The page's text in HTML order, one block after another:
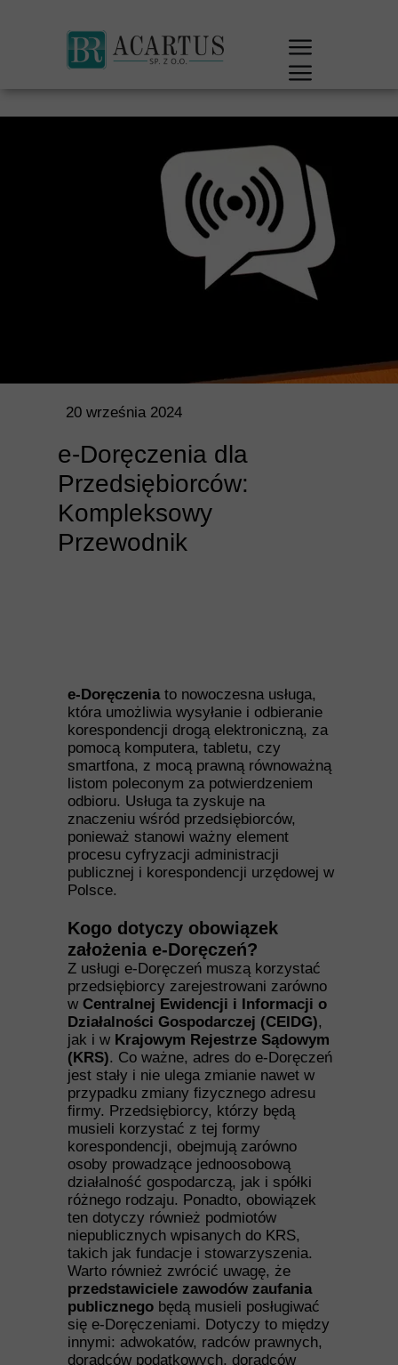
20 września 2024
e-Doręczenia dla
Przedsiębiorców:
Kompleksowy
Przewodnik
e-Doręczeniato nowoczesna usługa,
która umożliwia wysyłanie i odbieranie
korespondencji drogą elektroniczną, za
pomocą komputera, tabletu, czy
smartfona, z mocą prawną równoważną
listom poleconym za potwierdzeniem
odbioru. Usługa ta zyskuje na
znaczeniu wśród przedsiębiorców,
ponieważ stanowi ważny element
procesu cyfryzacji administracji
publicznej i korespondencji urzędowej w
Polsce.
Kogo dotyczy obowiązek
założenia e-Doręczeń?
Z usługi e-Doręczeń muszą korzystać
przedsiębiorcy zarejestrowani zarówno
w Centralnej Ewidencji i Informacji o
Działalności Gospodarczej (CEIDG),
jak i w Krajowym Rejestrze Sądowym
(KRS). Co ważne, adres do e-Doręczeń
jest stały i nie ulega zmianie nawet w
przypadku zmiany fizycznego adresu
firmy. Przedsiębiorcy, którzy będą
musieli korzystać z tej formy
korespondencji, obejmują zarówno
osoby prowadzące jednoosobową
działalność gospodarczą, jak i spółki
różnego rodzaju. Ponadto, obowiązek
ten dotyczy również podmiotów
niepublicznych wpisanych do KRS,
takich jak fundacje i stowarzyszenia.
Warto również zwrócić uwagę, że
przedstawiciele zawodów zaufania
publicznego będą musieli posługiwać
się e-Doręczeniami. Dotyczy to między
innymi: adwokatów, radców prawnych,
doradców podatkowych, doradców